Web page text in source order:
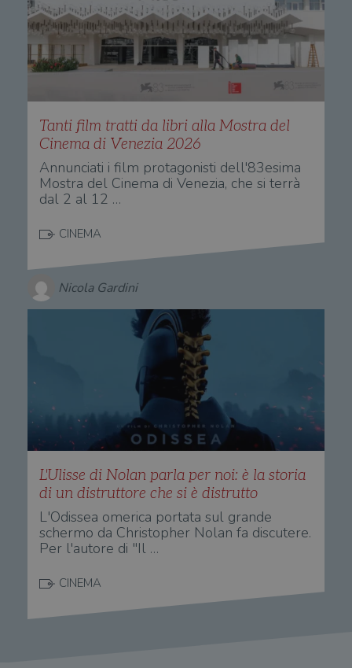
Tanti film tratti da libri alla Mostra del
Cinema di Venezia 2026
Annunciati i film protagonisti dell'83esima
Mostra del Cinema di Venezia, che si terrà
dal 2 al 12 …
CINEMA
Nicola Gardini
L'Ulisse di Nolan parla per noi: è la storia
di un distruttore che si è distrutto
L'Odissea omerica portata sul grande
schermo da Christopher Nolan fa discutere.
Per l'autore di "Il …
CINEMA